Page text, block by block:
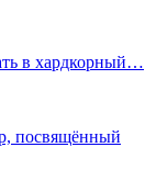
в хардкорный…
посвящённый